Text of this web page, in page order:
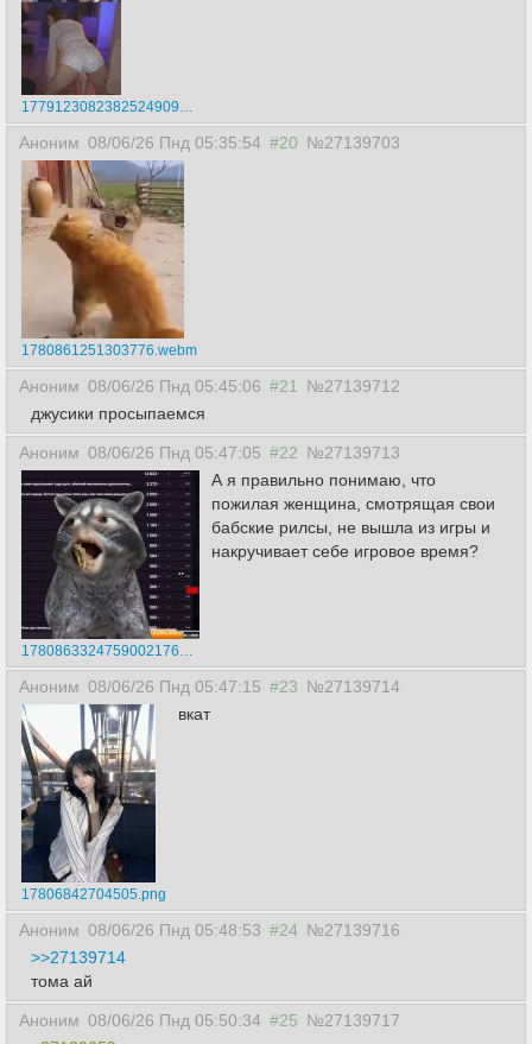
177912308238252490907794.mp4
Аноним 08/06/26 Пнд 05:35:54 #20 №27139703
1780861251303776.webm
Аноним 08/06/26 Пнд 05:45:06 #21
№27139712
джусики просыпаемся
Аноним 08/06/26 Пнд 05:47:05 #22 №27139713
17808633247590021764.png
А я правильно понимаю, что
пожилая женщина, смотрящая свои
бабские рилсы, не вышла из игры и
накручивает себе игровое время?
Аноним 08/06/26 Пнд 05:47:15 #23 №27139714
17806842704505.png
вкат
Аноним 08/06/26 Пнд 05:48:53 #24 №27139716
>>27139714
тома ай
Аноним 08/06/26 Пнд 05:50:34 #25 №27139717